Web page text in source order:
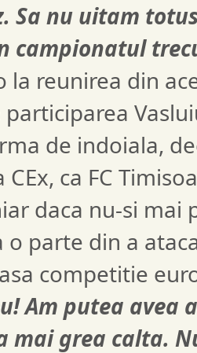
Sa nu uitam
campionatul
la reunirea din
de indoiala,
ca FC
daca nu-si mai
o parte din a
competitie
Am putea avea
mai grea calta.